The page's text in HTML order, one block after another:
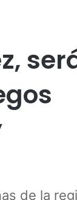
de la